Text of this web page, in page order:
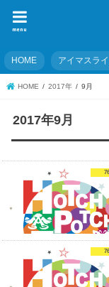
menu
HOME アイマスラ
HOME 2017年 9月
2017年9月